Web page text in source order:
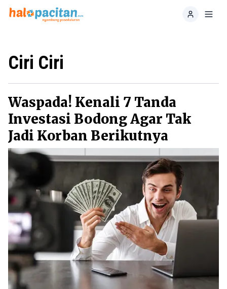
Home
Ciri Ciri
Waspada! Kenali 7 Tanda
Investasi Bodong Agar Tak
Jadi Korban Berikutnya